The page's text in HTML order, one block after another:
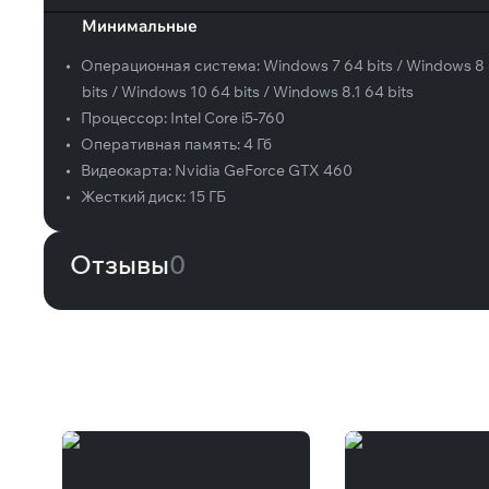
Минимальные
• Операционная система:Windows 7 64 bits / Windows 8
bits / Windows 10 64 bits / Windows 8.1 64 bits
•
Процессор: Intel Core i5-760
•
Оперативная память:4 Гб
•
Видеокарта: Nvidia GeForce GTX 460
•
Жесткий диск: 15 ГБ
Отзывы0